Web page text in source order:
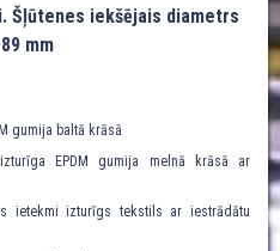
Šļūtenes iekšējais diametrs
mm
gumija baltā krāsā
EPDM gumija melnā krāsā ar
ietekmi izturīgs tekstils ar iestrādātu